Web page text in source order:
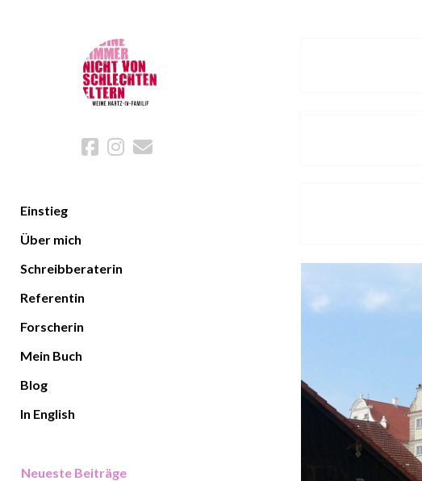
facebook
instagram
email
Einstieg
Über mich
Schreibberaterin
Referentin
Forscherin
Mein Buch
Blog
In English
Neueste Beiträge